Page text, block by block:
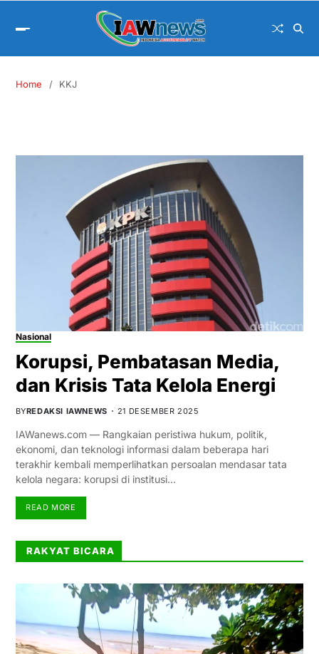
Home KKJ
Nasional
Korupsi, Pembatasan Media,
dan Krisis Tata Kelola Energi
BYREDAKSI IAWNEWS 21 DESEMBER 2025
IAWanews.com — Rangkaian peristiwa hukum, politik,
ekonomi, dan teknologi informasi dalam beberapa hari
terakhir kembali memperlihatkan persoalan mendasar tata
kelola negara: korupsi di institusi…
READ MORE
RAKYAT BICARA